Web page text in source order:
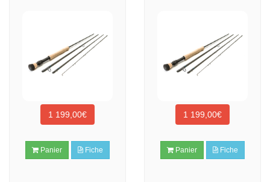
1 199,00€
Panier Fiche
1 199,00€
Panier Fiche